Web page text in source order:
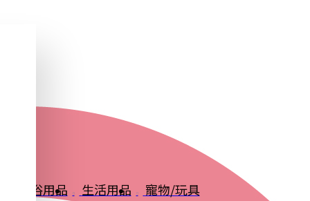
衛浴用品 生活用品 寵物/玩具